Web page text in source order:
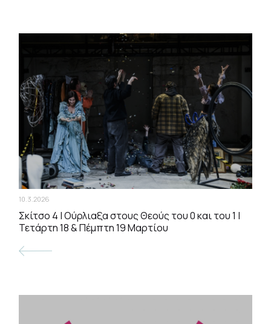
10.3.2026
Σκίτσο 4 | Ούρλιαξα στους Θεούς του 0 και του 1 |
Τετάρτη 18 & Πέμπτη 19 Μαρτίου